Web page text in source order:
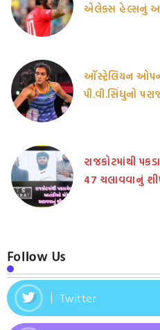
એલેક્સ હેલ્સનું
ઑસ્ટ્રેલિયન
પી.વી.સિંધુનો
રાજકોટમાંથી
47 ચલાવવાનું
Follow Us
Twitter